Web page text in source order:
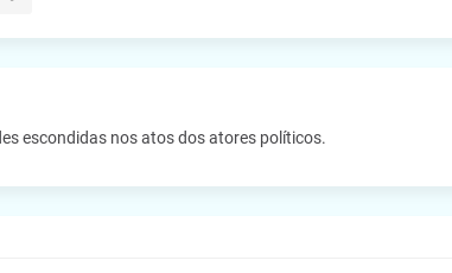
escondidas nos atos dos atores políticos.